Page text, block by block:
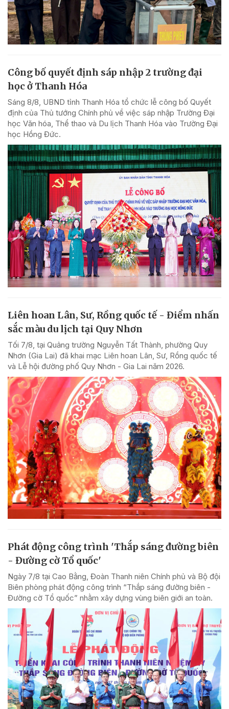
Công bố quyết định sáp nhập 2 trường đại
học ở Thanh Hóa
Sáng 8/8, UBND tỉnh Thanh Hóa tổ chức lễ công bố Quyết
định của Thủ tướng Chính phủ về việc sáp nhập Trường Đại
học Văn hóa, Thể thao và Du lịch Thanh Hóa vào Trường Đại
học Hồng Đức.
Liên hoan Lân, Sư, Rồng quốc tế - Điểm nhấn
sắc màu du lịch tại Quy Nhơn
Tối 7/8, tại Quảng trường Nguyễn Tất Thành, phường Quy
Nhơn (Gia Lai) đã khai mạc Liên hoan Lân, Sư, Rồng quốc tế
và Lễ hội đường phố Quy Nhơn - Gia Lai năm 2026.
Phát động công trình 'Thắp sáng đường biên
- Đường cờ Tổ quốc'
Ngày 7/8 tại Cao Bằng, Đoàn Thanh niên Chính phủ và Bộ đội
Biên phòng phát động công trình “Thắp sáng đường biên -
Đường cờ Tổ quốc” nhằm xây dựng vùng biên giới an toàn.